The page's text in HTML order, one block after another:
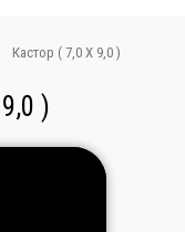
Кастор ( 7,0 Х 9,0 )
)